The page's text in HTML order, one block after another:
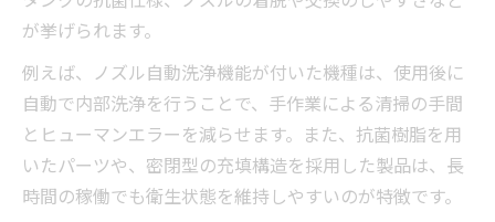
が挙げられます。
例えば、ノズル自動洗浄機能が付いた機種は、使用後に
自動で内部洗浄を行うことで、手作業による清掃の手間
とヒューマンエラーを減らせます。また、抗菌樹脂を用
いたパーツや、密閉型の充填構造を採用した製品は、長
時間の稼働でも衛生状態を維持しやすいのが特徴です。